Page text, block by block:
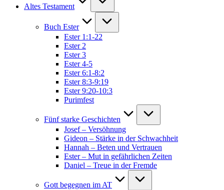
Altes Testament
Buch Ester
Ester 1:1-22
Ester 2
Ester 3
Ester 4-5
Ester 6:1-8:2
Ester 8:3-9:19
Ester 9:20-10:3
Purimfest
Fünf starke Geschichten
Josef – Versöhnung
Gideon – Stärke in der Schwachheit
Hannah – Beten und Vertrauen
Ester – Mut in gefährlichen Zeiten
Daniel – Treue in der Fremde
Gott begegnen im AT